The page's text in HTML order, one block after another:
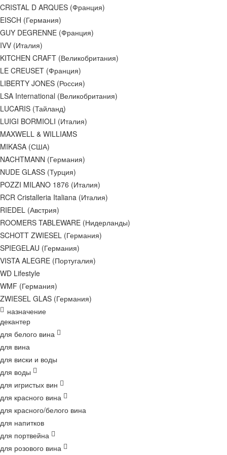
CRISTAL D ARQUES (Франция)
EISCH (Германия)
GUY DEGRENNE (Франция)
IVV (Италия)
KITCHEN CRAFT (Великобритания)
LE CREUSET (Франция)
LIBERTY JONES (Россия)
LSA International (Великобритания)
LUCARIS (Тайланд)
LUIGI BORMIOLI (Италия)
MAXWELL & WILLIAMS
MIKASA (США)
NACHTMANN (Германия)
NUDE GLASS (Турция)
POZZI MILANO 1876 (Италия)
RCR Cristalleria Italiana (Италия)
RIEDEL (Австрия)
ROOMERS TABLEWARE (Нидерланды)
SCHOTT ZWIESEL (Германия)
SPIEGELAU (Германия)
VISTA ALEGRE (Португалия)
WD Lifestyle
WMF (Германия)
ZWIESEL GLAS (Германия)
назначение
декантер
для белого вина
для вина
для виски и воды
для воды
для игристых вин
для красного вина
для красного/белого вина
для напитков
для портвейна
для розового вина